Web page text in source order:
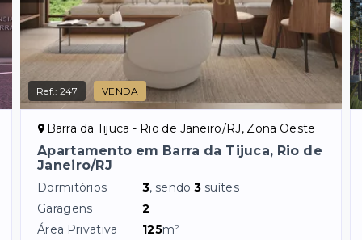
Ref.:247 VENDA
Barra da Tijuca - Rio de Janeiro/RJ, Zona Oeste
Apartamento em Barra da Tijuca, Rio de
Janeiro/RJ
Dormitórios 3, sendo3 suítes
Garagens
2
Área Privativa
125m²